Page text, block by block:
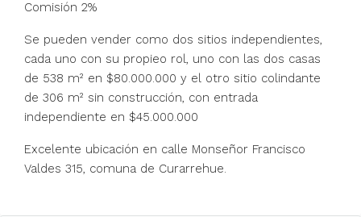
Comisión 2%
Se pueden vender como dos sitios independientes,
cada uno con su propieo rol, uno con las dos casas
de 538 m² en $80.000.000 y el otro sitio colindante
de 306 m² sin construcción, con entrada
independiente en $45.000.000
Excelente ubicación en calle Monseñor Francisco
Valdes 315, comuna de Curarrehue.